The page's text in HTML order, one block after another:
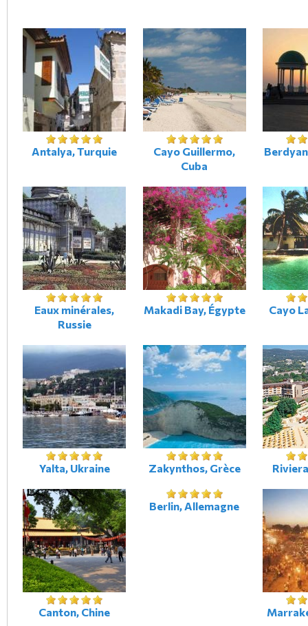
Antalya, Turquie
Cayo Guillermo,
Cuba
Eaux minérales,
Russie
Makadi Bay, Égypte Cayo
Yalta, Ukraine Zakynthos, Grèce
Canton, Chine
Berlin, Allemagne